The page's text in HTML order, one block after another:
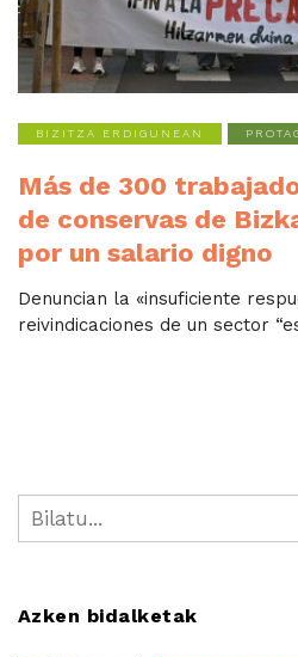
BIZITZA ERDIGUNEAN
Más de 300
de conservas de
por un salario digno
Denuncian la «insuficiente
reivindicaciones de un sector
Azken bidalketak